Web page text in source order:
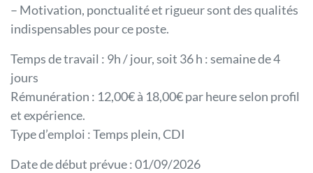
– Motivation, ponctualité et rigueur sont des qualités
indispensables pour ce poste.
Temps de travail : 9h / jour, soit 36 h : semaine de 4
jours
Rémunération : 12,00€ à 18,00€ par heure selon profil
et expérience.
Type d’emploi : Temps plein, CDI
Date de début prévue : 01/09/2026